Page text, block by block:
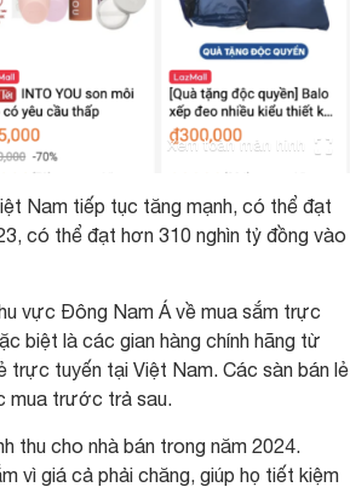
Xem toàn màn hình
Nam tiếp tục tăng mạnh, có thể đạt
có thể đạt hơn 310 nghìn tỷ đồng vào
vực Đông Nam Á về mua sắm trực
biệt là các gian hàng chính hãng từ
trực tuyến tại Việt Nam. Các sàn bán lẻ
mua trước trả sau.
thu cho nhà bán trong năm 2024.
vì giá cả phải chăng, giúp họ tiết kiệm